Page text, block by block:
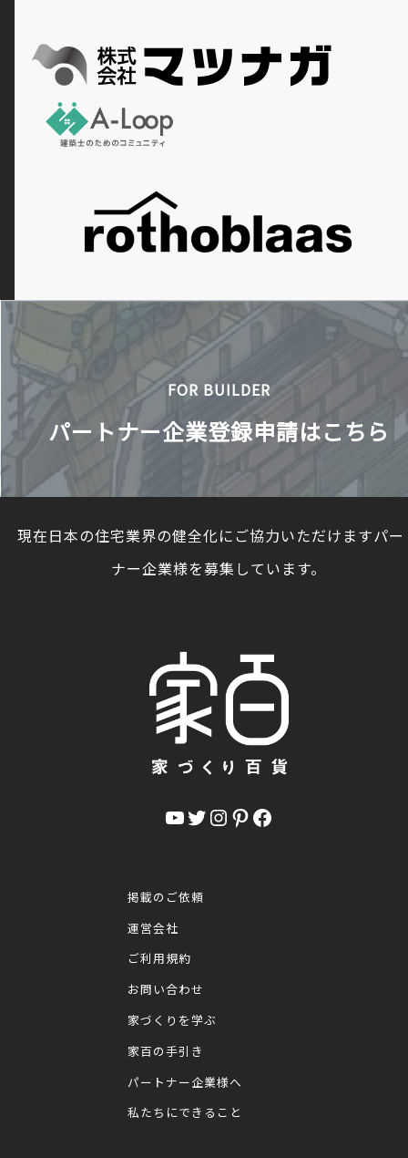
FOR BUILDER
パートナー企業登録申請はこちら
現在日本の住宅業界の健全化にご協力いただけますパ
ナー企業様を募集しています。
YouTube Twitter InstagramPinterest Facebook
掲載のご依頼
運営会社
ご利用規約
お問い合わせ
家づくりを学ぶ
家百の手引き
パートナー企業様へ
私たちにできること